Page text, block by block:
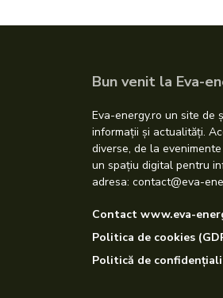
Bun venit la Eva-
Eva-energy.ro un site de
informații și actualități.
diverse, de la
un spațiu digital pentru
adresa: contact@eva-
Contact www.eva-
Politica de cookies
Politică de